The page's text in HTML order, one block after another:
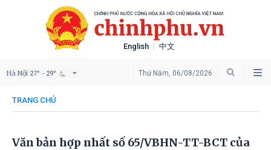
English 中文
Thứ Năm, 06/08/2026
Hà Nội 27° - 29°
TRANG CHỦ
Văn bản hợp nhất số 65/VBHN-TT-BCT của